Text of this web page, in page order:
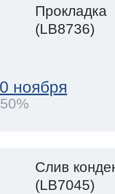
Прокладка
(LB8736)
ноября
Слив
(LB7045)